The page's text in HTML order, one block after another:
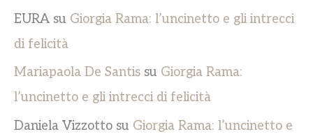
EURA su Giorgia Rama: l’uncinetto e gli intrecci
di felicità
Mariapaola De Santis su Giorgia Rama:
l’uncinetto e gli intrecci di felicità
Daniela Vizzotto su Giorgia Rama: l’uncinetto e